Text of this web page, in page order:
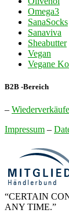
Omega3
SanaSocks
Sanaviva
Sheabutter
Vegan
Vegane
B2B -Bereich
–
Impressum –
“CERTAIN
ANY TIME.”